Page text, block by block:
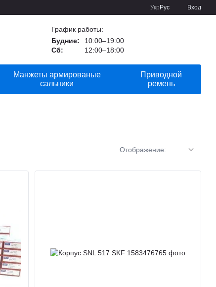
Укр Рус Вход
График работы:
Будние:
10:00–19:00
Сб:
12:00–18:00
Манжеты армированые
сальники
Приводной
ремень
Отображение: